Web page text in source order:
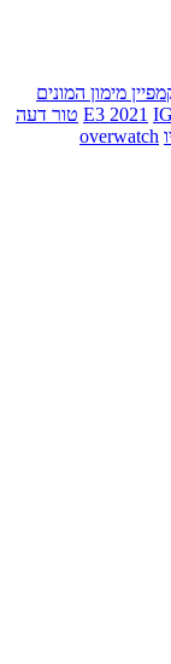
מימון המונים
E3 2021 טור דעה
overwatch